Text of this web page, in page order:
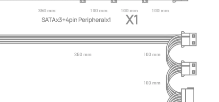
SATAx3+4pin Peripheralx1 X1